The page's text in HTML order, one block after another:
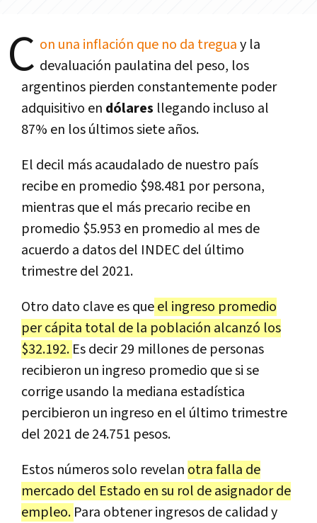
C on una inflación que no da treguay la
devaluación paulatina del peso, los
argentinos pierden constantemente poder
adquisitivo en dólares llegando incluso al
87% en los últimos siete años.
El decil más acaudalado de nuestro país
recibe en promedio $98.481 por persona,
mientras que el más precario recibe en
promedio $5.953 en promedio al mes de
acuerdo a datos del INDEC del último
trimestre del 2021.
Otro dato clave es queel ingreso promedio
per cápita total de la población alcanzó los
$32.192. Es decir 29 millones de personas
recibieron un ingreso promedio que si se
corrige usando la mediana estadística
percibieron un ingreso en el último trimestre
del 2021 de 24.751 pesos.
Estos números solo revelan otra falla de
mercado del Estado en su rol de asignador de
empleo. Para obtener ingresos de calidad y